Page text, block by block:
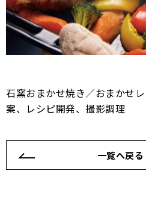
石窯おまかせ焼き／おまかせ
案、レシピ開発、撮影調理
一覧へ戻る